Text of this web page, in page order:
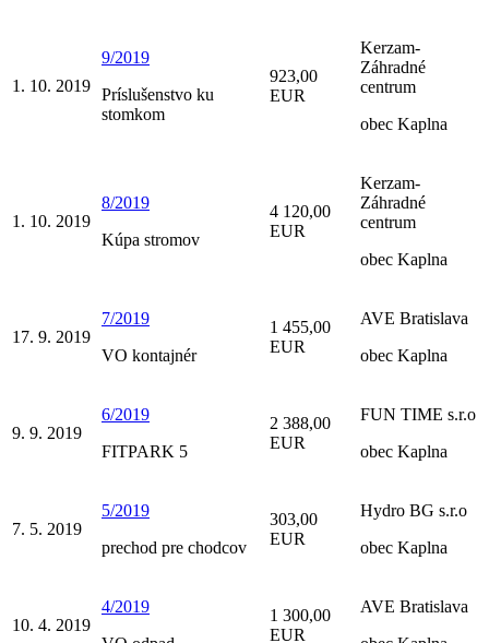
1. 10. 2019
9/2019
Príslušenstvo ku
stomkom
923,00
EUR
Kerzam-
Záhradné
centrum
obec Kaplna
1. 10. 2019
8/2019
Kúpa stromov
4 120,00
EUR
Kerzam-
Záhradné
centrum
obec Kaplna
17. 9. 2019
7/2019
VO kontajnér
1 455,00
EUR
AVE Bratislava
obec Kaplna
9. 9. 2019
6/2019
FITPARK 5
2 388,00
EUR
FUN TIME s.r.o
obec Kaplna
7. 5. 2019
5/2019
prechod pre chodcov
303,00
EUR
Hydro BG s.r.o
obec Kaplna
10. 4. 2019
4/2019
1 300,00
EUR
AVE Bratislava